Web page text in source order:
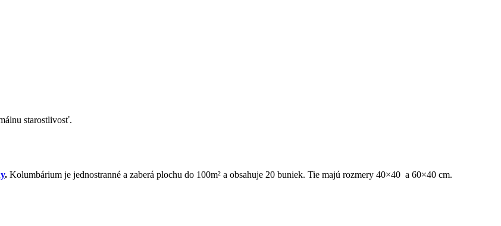
starostlivosť.
. Kolumbárium je jednostranné a zaberá plochu do 100m² a obsahuje 20 buniek. Tie majú rozmery 40×40 a 60×40 cm.